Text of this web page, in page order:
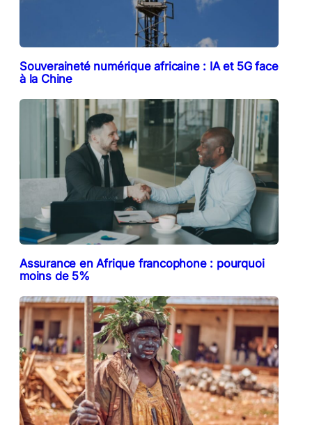
Souveraineté numérique africaine : IA et 5G face
à la Chine
Assurance en Afrique francophone : pourquoi
moins de 5%